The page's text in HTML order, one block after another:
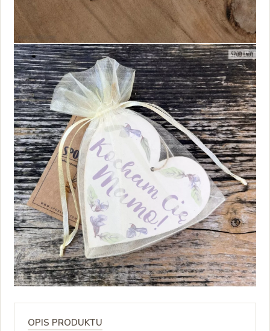
OPIS PRODUKTU